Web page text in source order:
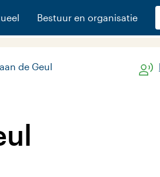
Bestuur en organisatie
de Geul